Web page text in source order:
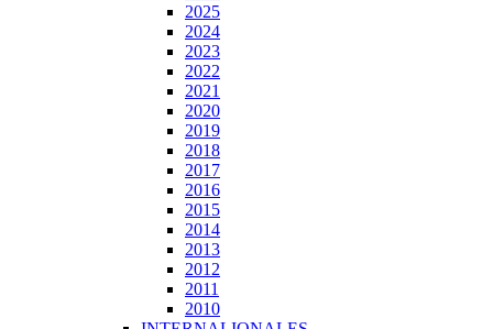
2025
2024
2023
2022
2021
2020
2019
2018
2017
2016
2015
2014
2013
2012
2011
2010